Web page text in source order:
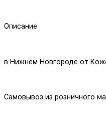
Описание
в Нижнем Новгороде от
Самовывоз из розничного